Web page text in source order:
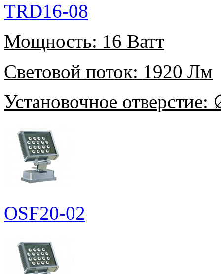
TRD16-08
Мощность: 16 Ватт
Световой поток: 1920 Лм
Установочное отверстие:
OSF20-02